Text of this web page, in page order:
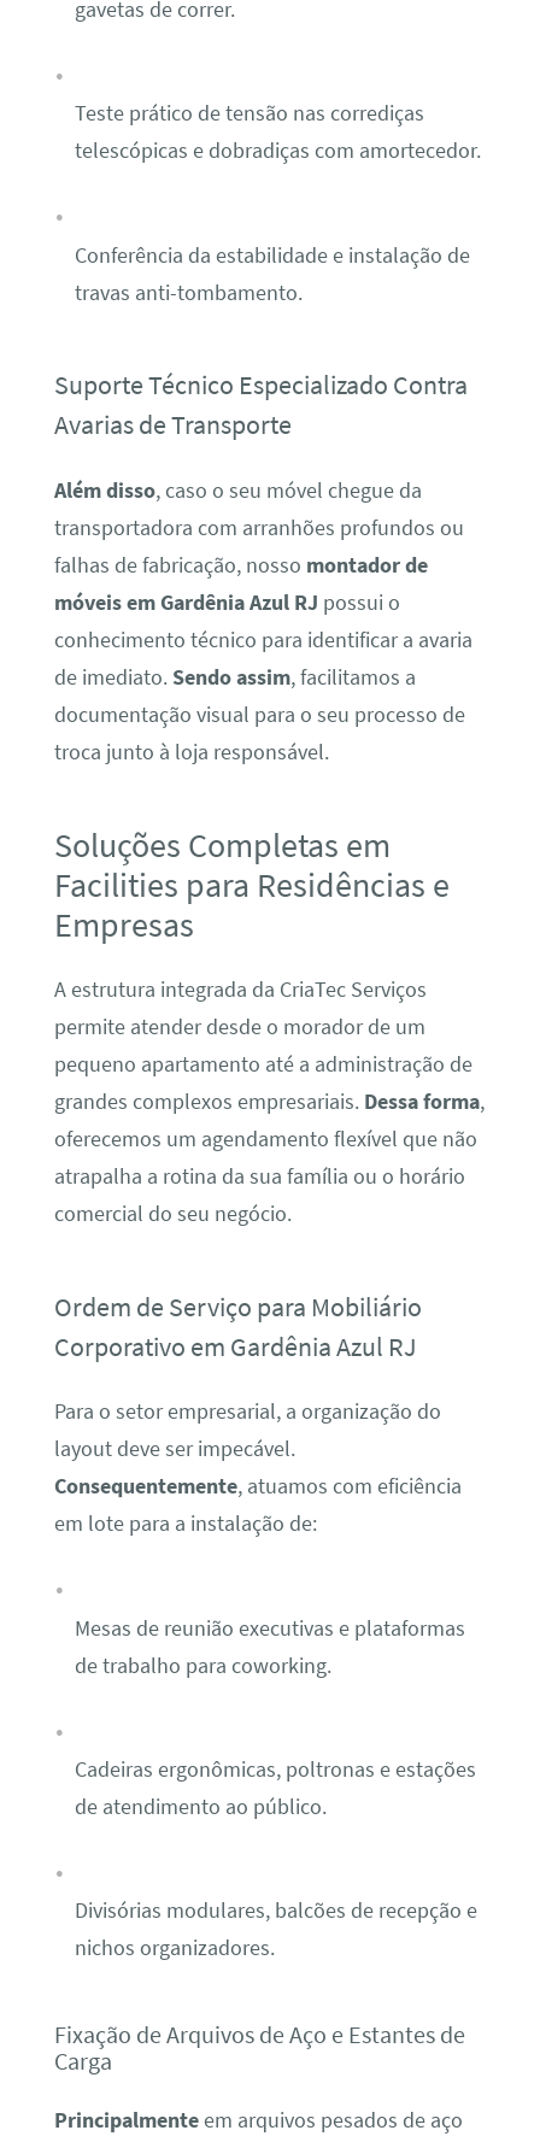
gavetas de correr.
Teste prático de tensão nas corrediças
telescópicas e dobradiças com amortecedor.
Conferência da estabilidade e instalação de
travas anti-tombamento.
Suporte Técnico Especializado Contra
Avarias de Transporte
Além disso, caso o seu móvel chegue da
transportadora com arranhões profundos ou
falhas de fabricação, nosso montador de
móveis em Gardênia Azul RJ possui o
conhecimento técnico para identificar a avaria
de imediato. Sendo assim, facilitamos a
documentação visual para o seu processo de
troca junto à loja responsável.
Soluções Completas em
Facilities para Residências e
Empresas
A estrutura integrada da CriaTec Serviços
permite atender desde o morador de um
pequeno apartamento até a administração de
grandes complexos empresariais. Dessa forma,
oferecemos um agendamento flexível que não
atrapalha a rotina da sua família ou o horário
comercial do seu negócio.
Ordem de Serviço para Mobiliário
Corporativo em Gardênia Azul RJ
Para o setor empresarial, a organização do
layout deve ser impecável.
Consequentemente, atuamos com eficiência
em lote para a instalação de:
Mesas de reunião executivas e plataformas
de trabalho para coworking.
Cadeiras ergonômicas, poltronas e estações
de atendimento ao público.
Divisórias modulares, balcões de recepção e
nichos organizadores.
Fixação de Arquivos de Aço e Estantes de
Carga
Principalmenteem arquivos pesados de aço